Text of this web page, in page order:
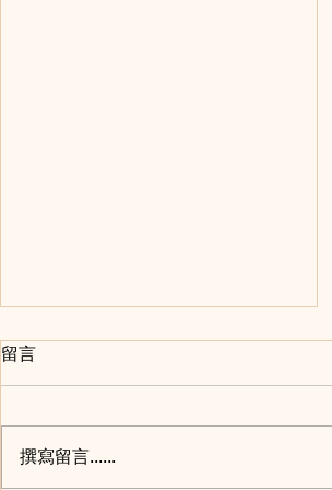
留言
撰寫留言......